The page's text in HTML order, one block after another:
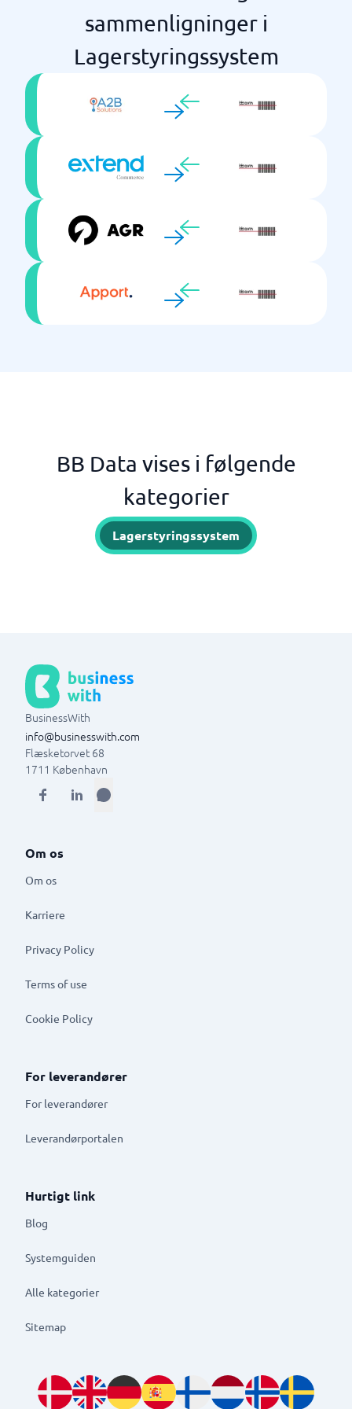
sammenligninger i
Lagerstyringssystem
BB Data vises i følgende
kategorier
Lagerstyringssystem
BusinessWith
info@businesswith.com
Flæsketorvet 68
1711 København
Om os
Om os
Karriere
Privacy Policy
Terms of use
Cookie Policy
For leverandører
For leverandører
Leverandørportalen
Hurtigt link
Blog
Systemguiden
Alle kategorier
Sitemap